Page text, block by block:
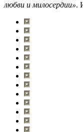
любви и милосердии».